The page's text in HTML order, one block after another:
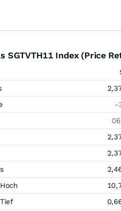
SGTVTH11 Index (Price
-